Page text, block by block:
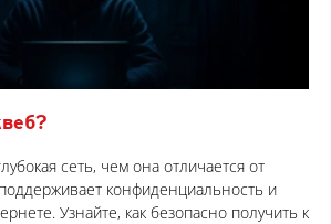
сеть, чем она отличается от
конфиденциальность и
Узнайте, как безопасно получить к